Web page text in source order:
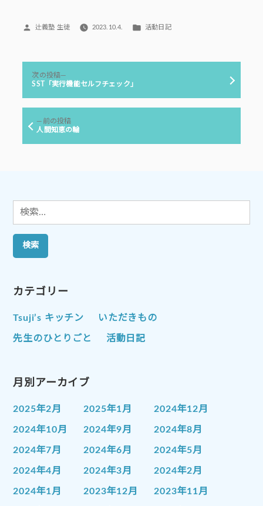
投
辻義塾 生徒 2023.10.4.
カ
リ
活動日記
ナ
ー
前の投稿前
の
人間知恵の輪
次の投稿
の
SST「実行機能セルフチェック」
検
索:
カテゴリー
Tsuji’s キッチン いただきもの
先生のひとりごと 活動日記
月別アーカイブ
2025年2月 2025年1月 2024年12月
2024年10月 2024年9月 2024年8月
2024年7月 2024年6月 2024年5月
2024年4月 2024年3月 2024年2月
2024年1月 2023年12月 2023年11月